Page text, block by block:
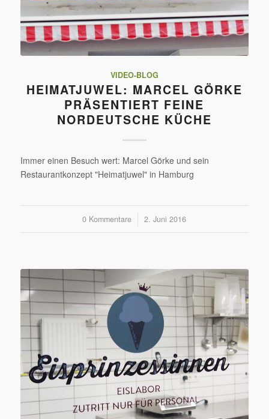
VIDEO-BLOG
HEIMATJUWEL: MARCEL GÖRKE
PRÄSENTIERT FEINE
NORDEUTSCHE KÜCHE
Immer einen Besuch wert: Marcel Görke und sein
Restaurantkonzept "Heimatjuwel" in Hamburg
0 Kommentare
/ 2. Juni 2016